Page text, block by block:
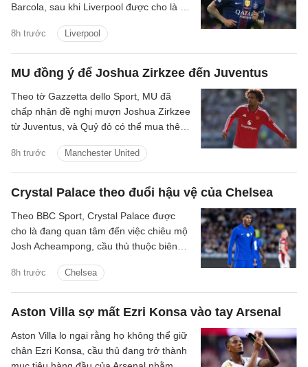
8h trước Liverpool
Barcola, sau khi Liverpool được cho là đã
MU đồng ý để Joshua Zirkzee đến Juventus
8h trước Manchester United
Theo tờ Gazzetta dello Sport, MU đã
chấp nhận đề nghị mượn Joshua Zirkzee
từ Juventus, và Quỷ đỏ có thể mua thêm
2026.
Crystal Palace theo đuổi hậu vệ của Chelsea
8h trước Chelsea
Theo BBC Sport, Crystal Palace được
cho là đang quan tâm đến việc chiêu mộ
Josh Acheampong, cầu thủ thuộc biên
Aston Villa sợ mất Ezri Konsa vào tay Arsenal
Aston Villa lo ngại rằng họ không thể giữ
chân Ezri Konsa, cầu thủ đang trở thành